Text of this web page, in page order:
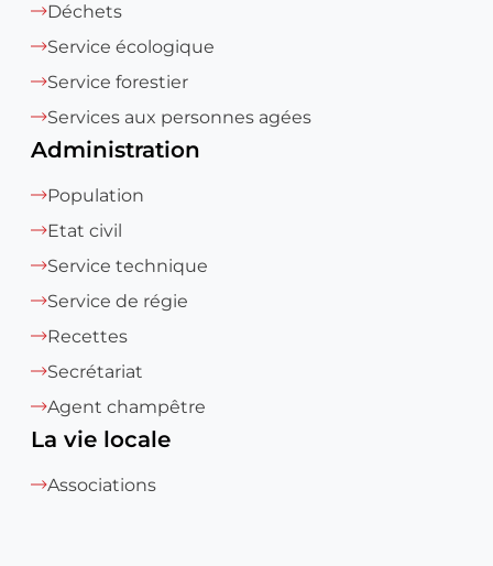
Déchets
Service écologique
Service forestier
Services aux personnes agées
Administration
Population
Etat civil
Service technique
Service de régie
Recettes
Secrétariat
Agent champêtre
La vie locale
Associations